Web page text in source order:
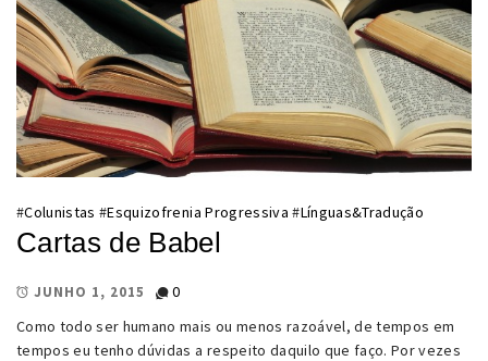
#Colunistas #Esquizofrenia Progressiva #Línguas&Tradução
Cartas de Babel
JUNHO 1, 2015
0
Como todo ser humano mais ou menos razoável, de tempos em
tempos eu tenho dúvidas a respeito daquilo que faço. Por vezes